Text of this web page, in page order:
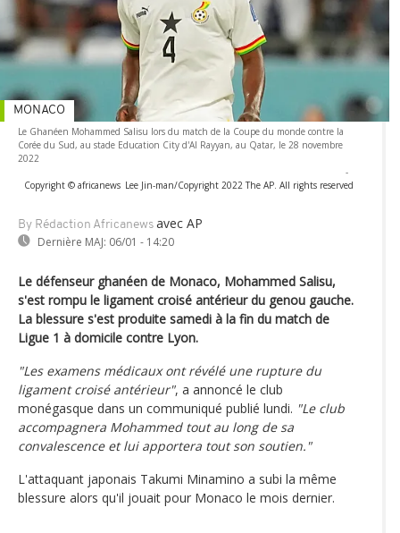
Le Ghanéen Mohammed Salisu lors du match de la Coupe du monde contre la
Corée du Sud, au stade Education City d'Al Rayyan, au Qatar, le 28 novembre
2022
-
Copyright © africanews Lee Jin-man/Copyright 2022 The AP. All rights reserved
By Rédaction Africanews avec AP
Dernière MAJ: 06/01 - 14:20
MONACO
Le défenseur ghanéen de Monaco, Mohammed Salisu,
s'est rompu le ligament croisé antérieur du genou gauche.
La blessure s'est produite samedi à la fin du match de
Ligue 1 à domicile contre Lyon.
"Les examens médicaux ont révélé une rupture du
ligament croisé antérieur", a annoncé le club
monégasque dans un communiqué publié lundi. "Le club
accompagnera Mohammed tout au long de sa
convalescence et lui apportera tout son soutien."
L'attaquant japonais Takumi Minamino a subi la même
blessure alors qu'il jouait pour Monaco le mois dernier.